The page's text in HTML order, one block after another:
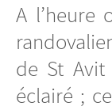
A l’heure
de St
éclairé ;